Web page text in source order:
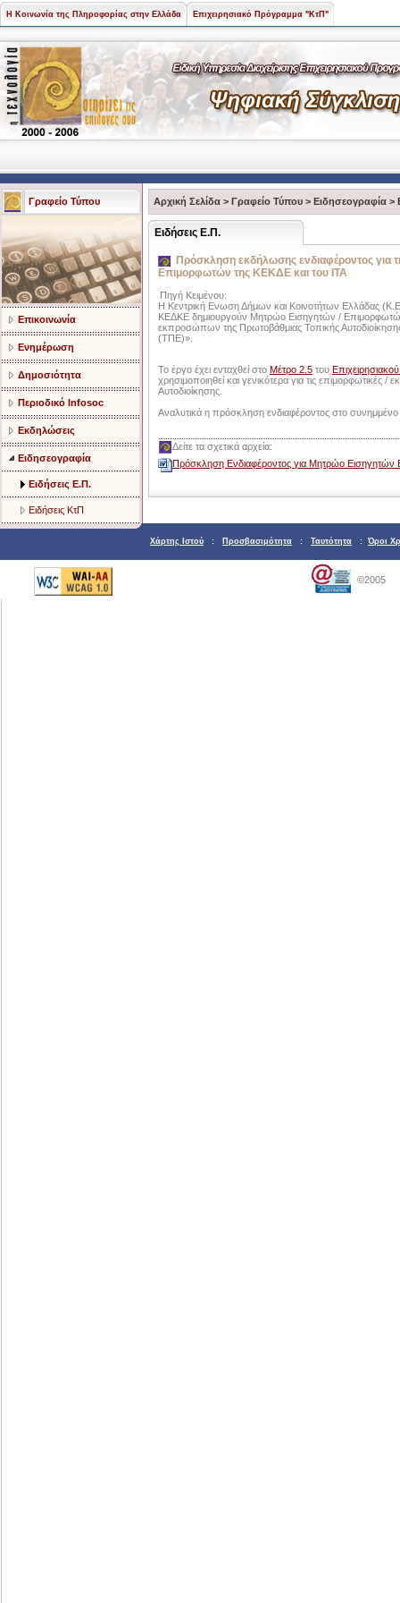
Η Κοινωνία της Πληροφορίας στην Ελλάδα Επιχειρησιακό Πρόγραμμα "ΚτΠ"
Γραφείο Τύπου
Επικοινωνία
Ενημέρωση
Δημοσιότητα
Περιοδικό Infosoc
Εκδηλώσεις
Ειδησεογραφία
Ειδήσεις Ε.Π.
Ειδήσεις ΚτΠ
Αρχική Σελίδα > Γραφείο Τύπου > Ειδησεογραφία >
Ειδήσεις Ε.Π.
Πρόσκληση εκδήλωσης ενδιαφέροντος για
Επιμορφωτών της ΚΕΚΔΕ και του ΙΤΑ
Πηγή Κειμένου:
Η Κεντρική Ενωση Δήμων και Κοινοτήτων Ελλάδας
ΚΕΔΚΕ δημιουργούν Μητρώο Εισηγητών / Επιμορφωτών
εκπροσώπων της Πρωτοβάθμιας Τοπικής
(ΤΠΕ)».
Το έργο έχει ενταχθεί στo Μέτρο 2.5 του
χρησιμοποιηθεί και γενικότερα για τις
Αυτοδιοίκησης.
Αναλυτικά η πρόσκληση ενδιαφέροντος στο συνημμένο
Δείτε τα σχετικά αρχεία:
Πρόσκληση Ενδιαφέροντος για Μητρώο
Χάρτης Ιστού : Προσβασιμότητα : Ταυτότητα : Όροι
©2005